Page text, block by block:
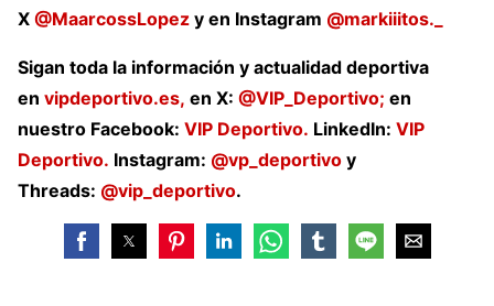
X @MaarcossLopez y en Instagram @markiiitos._
Sigan toda la información y actualidad deportiva
en vipdeportivo.es, en X: @VIP_Deportivo; en
nuestro Facebook: VIP Deportivo. LinkedIn: VIP
Deportivo. Instagram: @vp_deportivo y
Threads: @vip_deportivo.